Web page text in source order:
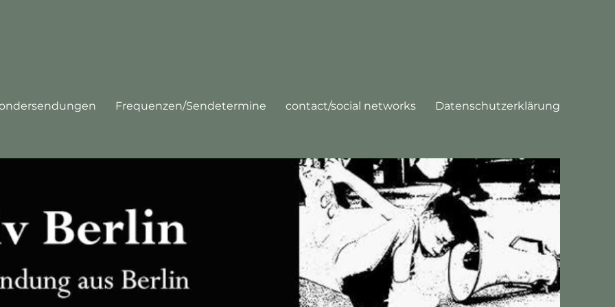
Frequenzen/Sendetermine contact/social networks Datenschutzerklärung